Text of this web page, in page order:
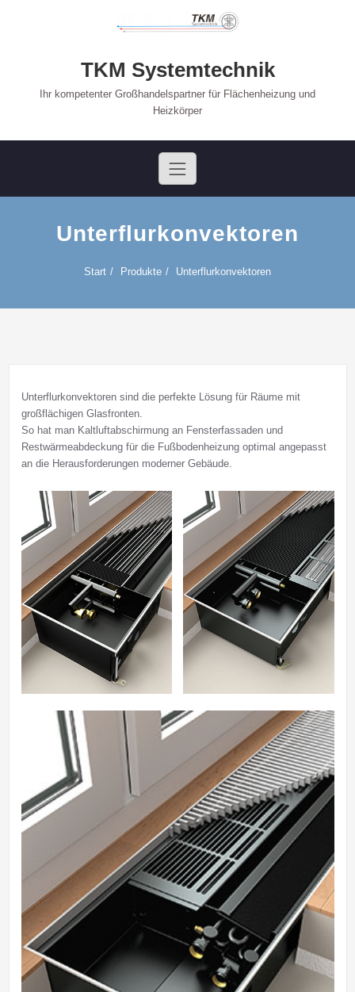
TKM Systemtechnik
Ihr kompetenter Großhandelspartner für Flächenheizung und
Heizkörper
Unterflurkonvektoren
Start Produkte Unterflurkonvektoren
Unterflurkonvektoren sind die perfekte Lösung für Räume mit
großflächigen Glasfronten.
So hat man Kaltluftabschirmung an Fensterfassaden und
Restwärmeabdeckung für die Fußbodenheizung optimal angepasst
an die Herausforderungen moderner Gebäude.